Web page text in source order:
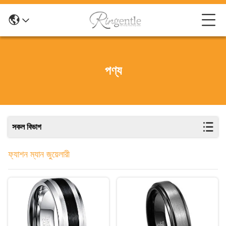
পণ্য
সকল বিভাগ
ফ্যাশন ম্যান জুয়েলারী